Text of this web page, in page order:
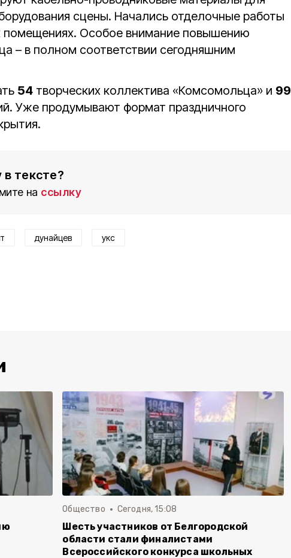
сцены. Начались отделочные работы
помещениях. Особое внимание повышению
– в полном соответствии сегодняшним
54 творческих коллектива «Комсомольца» и 99
Уже продумывают формат праздничного
тексте?
на ссылку
дунайцев укс
Общество Сегодня, 15:08
Шесть участников от Белгородской
области стали финалистами
Всероссийского конкурса школьных